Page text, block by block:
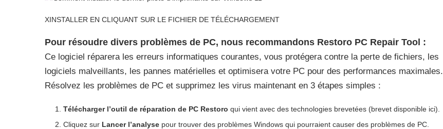
XINSTALLER EN CLIQUANT SUR LE FICHIER DE TÉLÉCHARGEMENT
Pour résoudre divers problèmes de PC, nous recommandons Restoro PC Repair Tool :
Ce logiciel réparera les erreurs informatiques courantes, vous protégera contre la perte de fichiers, les
logiciels malveillants, les pannes matérielles et optimisera votre PC pour des performances maximales.
Résolvez les problèmes de PC et supprimez les virus maintenant en 3 étapes simples :
Télécharger l’outil de réparation de PC Restoro qui vient avec des technologies brevetées (brevet disponible ici).
Cliquez sur Lancer l’analyse pour trouver des problèmes Windows qui pourraient causer des problèmes de PC.